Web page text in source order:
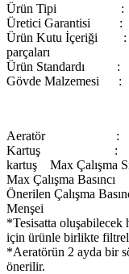
Ürün Tipi
:
Üretici
Ürün Kutu İçeriği
parçaları
Ürün Standardı
Gövde
Aeratör :
Kartuş : 35 lik
kartuş Max Çalışma
Max Çalışma
Önerilen Çalışma
Menşei :
*Tesisatta oluşabilecek
için ürünle birlikte
*Aeratörün 2 ayda bir
önerilir.